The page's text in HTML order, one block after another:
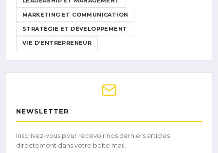
MARKETING ET COMMUNICATION
STRATÉGIE ET DÉVELOPPEMENT
VIE D’ENTREPRENEUR
NEWSLETTER
Inscrivez-vous pour recevoir nos derniers articles
directement dans votre boîte mail.